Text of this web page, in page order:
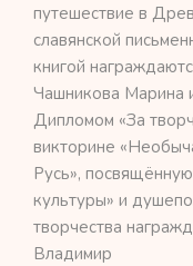
путешествие в
славянской
книгой
Чашникова Марина
Дипломом «За
викторине
Русь»,
культуры» и
творчества
Владимир